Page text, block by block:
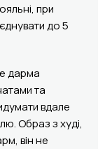
при
до 5
дарма
та
вдале
Образ з худі,
він не